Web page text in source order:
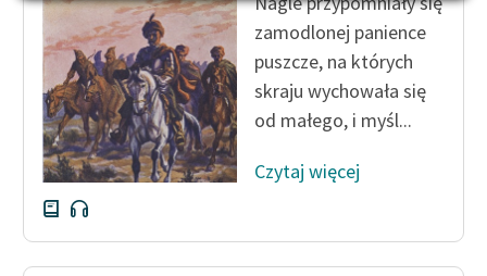
niepełnosprawnościami
E-kolekcja lektur
szkolnych i literatury do
słuchania dla uczennic i
uczniów z
niepełnosprawnościami
Feministyczne inspiracje.
Popularyzacja
skandynawskiej literatury
zamodlonej panience
puszcze, na których
skraju wychowała się
od małego, i myśl...
Czytaj więcej